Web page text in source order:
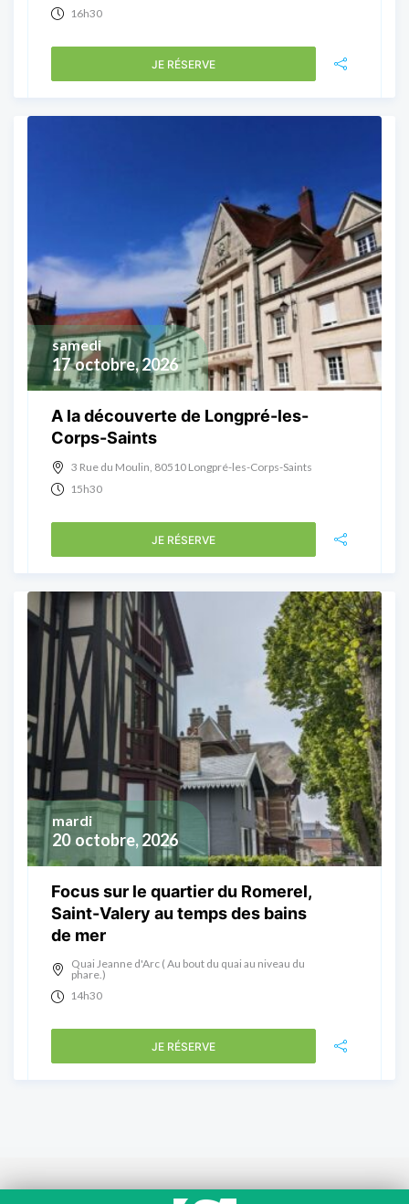
16h30
JE RÉSERVE
17 octobre, 2026
samedi
A la découverte de Longpré-les-
Corps-Saints
3 Rue du Moulin, 80510 Longpré-les-Corps-Saints
15h30
JE RÉSERVE
20 octobre, 2026
mardi
Focus sur le quartier du Romerel,
Saint-Valery au temps des bains
de mer
Quai Jeanne d'Arc ( Au bout du quai au niveau du
phare.)
14h30
JE RÉSERVE